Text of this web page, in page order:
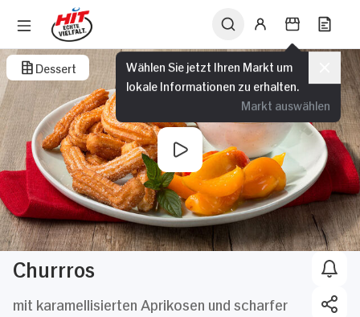
Wählen Sie jetzt Ihren Markt um
lokale Informationen zu erhalten.
Markt auswählen
Dessert
Churrros
mit karamellisierten Aprikosen und scharfer